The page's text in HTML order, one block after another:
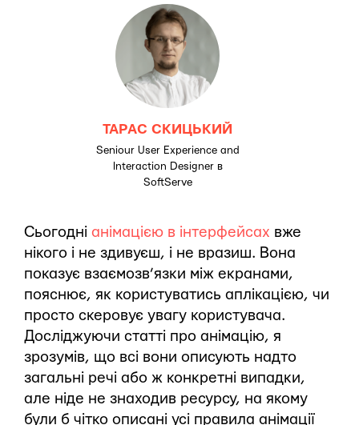
ТАРАС СКИЦЬКИЙ
Seniour User Experience and
Interaction Designer в
SoftServe
Сьогодні анімацією в інтерфейсах вже
нікого і не здивуєш, і не вразиш. Вона
показує взаємозв’язки між екранами,
пояснює, як користуватись аплікацією, чи
просто скеровує увагу користувача.
Досліджуючи статті про анімацію, я
зрозумів, що всі вони описують надто
загальні речі або ж конкретні випадки,
але ніде не знаходив ресурсу, на якому
були б чітко описані усі правила анімації